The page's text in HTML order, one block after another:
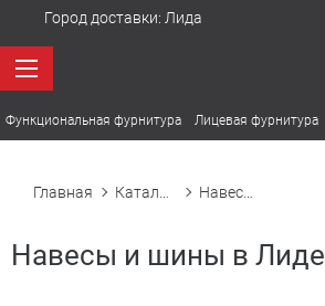
Город доставки: Лида
Функциональная фурнитура Лицевая фурнитура
Главная
Навесы и шины в Лиде